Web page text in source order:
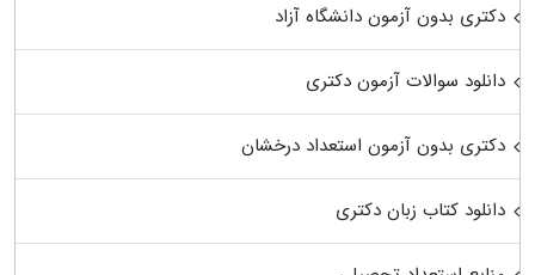
دکتری بدون آزمون دانشگاه آزاد
دانلود سوالات آزمون دکتری
دکتری بدون آزمون استعداد درخشان
دانلود کتاب زبان دکتری